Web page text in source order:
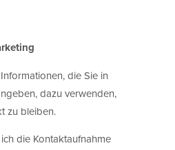
die Sie in
dazu verwenden,
zu bleiben.
die Kontaktaufnahme